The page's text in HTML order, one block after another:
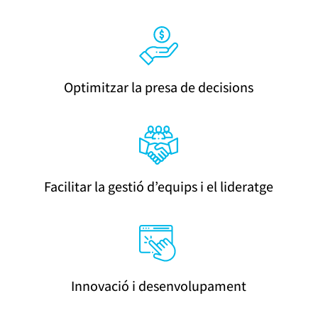
Optimitzar la presa de decisions
Facilitar la gestió d’equips i el lideratge
Innovació i desenvolupament